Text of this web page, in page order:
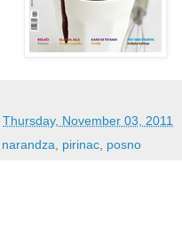
Thursday, November 03, 2011
narandza, pirinac, posno